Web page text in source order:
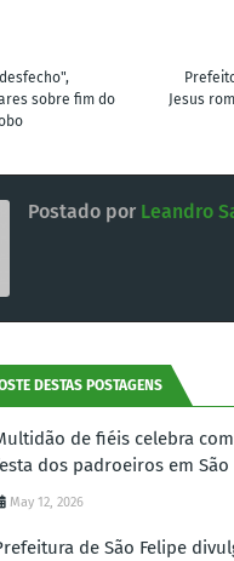
Jesus
sobre fim do
Postado por Leandro
DESTAS POSTAGENS
de fiéis celebra
dos padroeiros em São
May 12, 2026
de São Felipe